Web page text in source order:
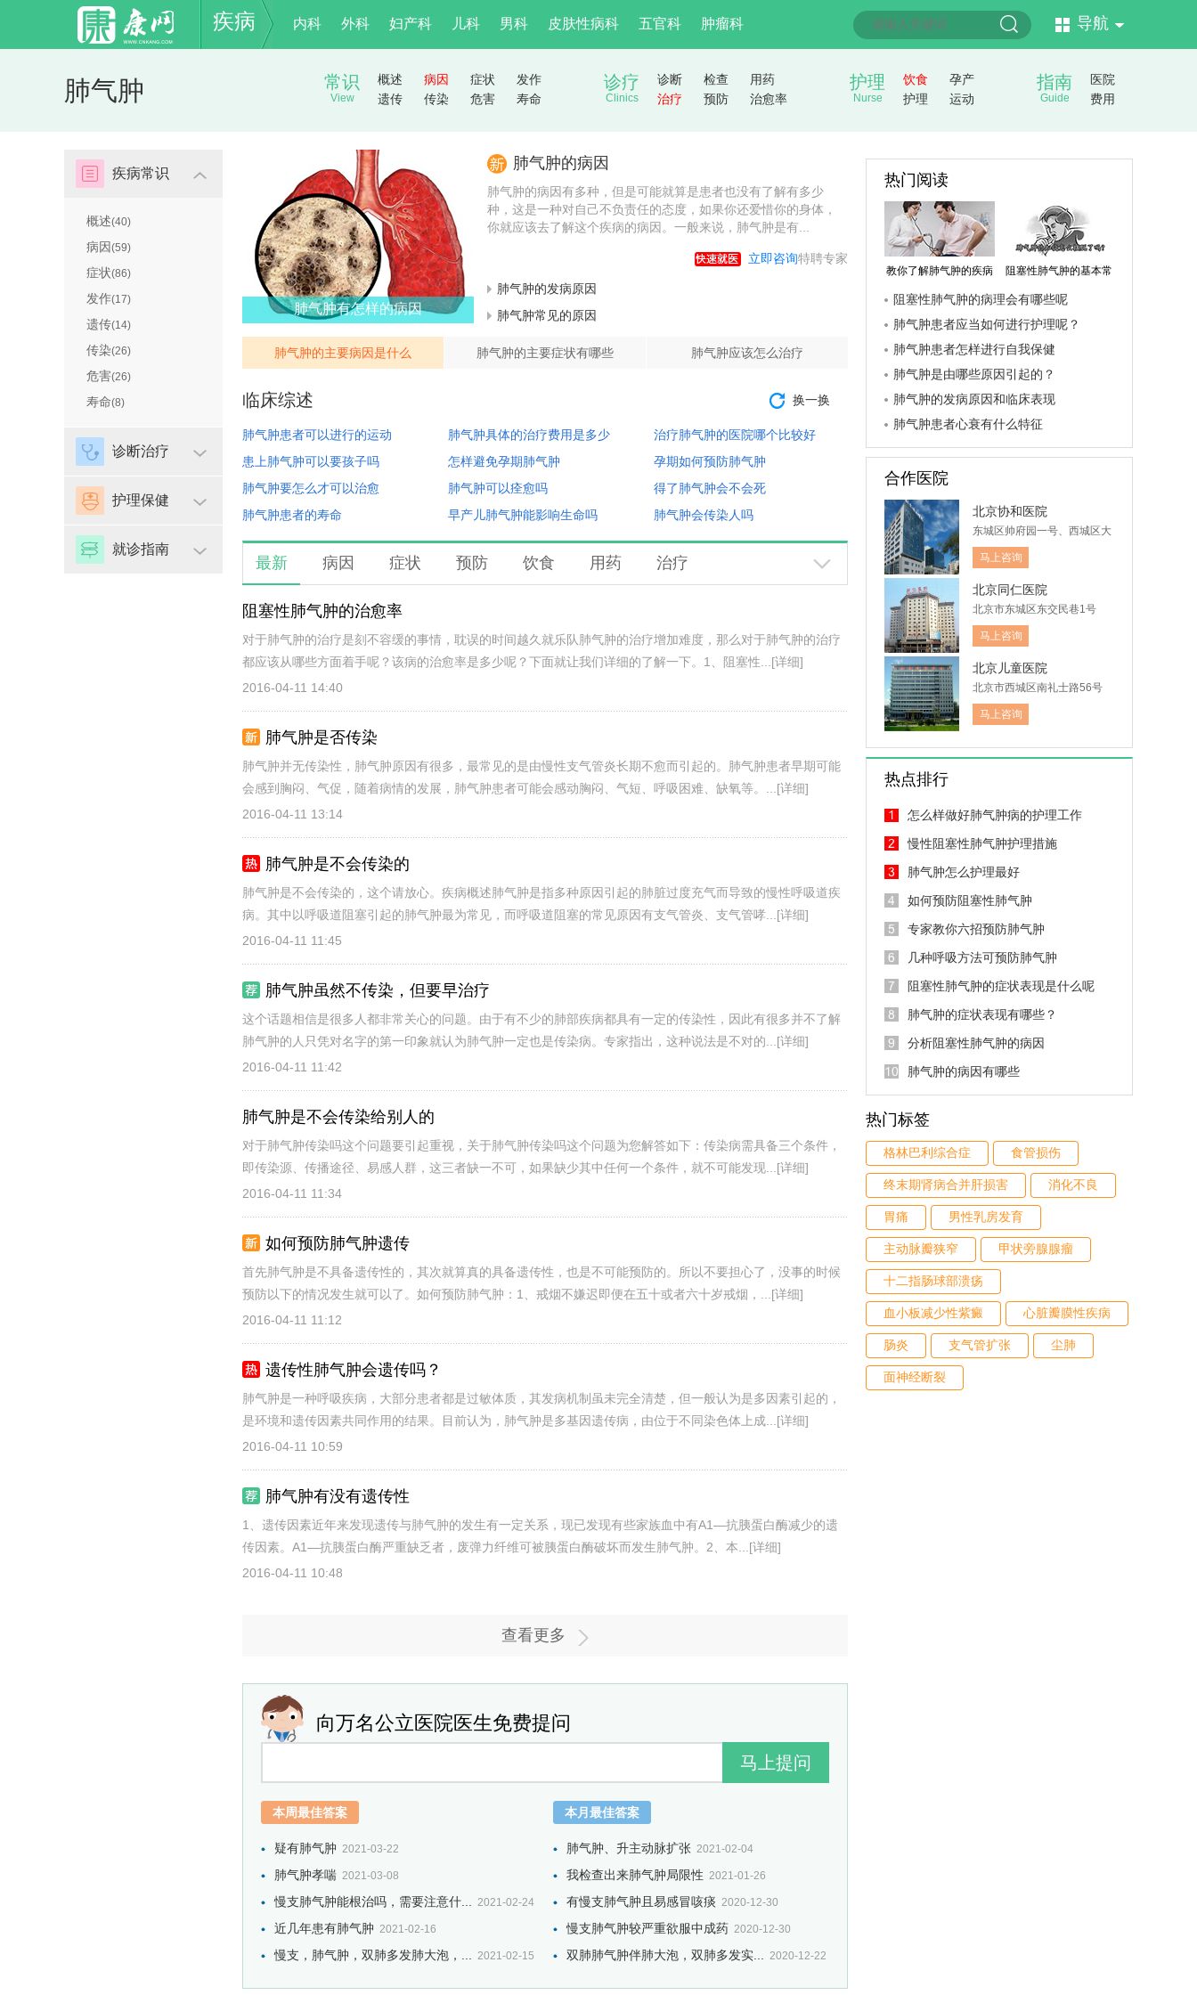
疾病 内科 外科 妇产科 儿科 男科 皮肤性病科 五官科 肿瘤科 导航
肺气肿 常识
View
概述 病因 症状
发作
遗传
传染 危害 寿命
诊疗
Clinics
诊断 检查
用药
治疗
预防 治愈率
护理
Nurse
饮食
孕产
护理
运动
指南
Guide
医院
费用
疾病常识
概述(40)
病因(59)
症状(86)
发作(17)
遗传(14)
传染(26)
危害(26)
寿命(8)
诊断治疗
护理保健
就诊指南
肺气肿有怎样的病因
肺气肿的病因
肺气肿的病因有多种，但是可能就算是患者也没有了解有多少
种，这是一种对自己不负责任的态度，如果你还爱惜你的身体，
你就应该去了解这个疾病的病因。一般来说，肺气肿是有...
立即咨询特聘专家
肺气肿的发病原因
肺气肿常见的原因
肺气肿的主要病因是什么 肺气肿的主要症状有哪些 肺气肿应该怎么治疗
临床综述 换一换
肺气肿患者可以进行的运动 肺气肿具体的治疗费用是多少
治疗肺气肿的医院哪个比较好
患上肺气肿可以要孩子吗
怎样避免孕期肺气肿
孕期如何预防肺气肿
肺气肿要怎么才可以治愈
肺气肿可以痊愈吗
得了肺气肿会不会死
肺气肿患者的寿命
早产儿肺气肿能影响生命吗 肺气肿会传染人吗
最新 病因 症状 预防 饮食 用药 治疗
阻塞性肺气肿的治愈率
对于肺气肿的治疗是刻不容缓的事情，耽误的时间越久就乐队肺气肿的治疗增加难度，那么对于肺气肿的治疗
都应该从哪些方面着手呢？该病的治愈率是多少呢？下面就让我们详细的了解一下。1、阻塞性... [详细]
2016-04-11 14:40
肺气肿是否传染
肺气肿并无传染性，肺气肿原因有很多，最常见的是由慢性支气管炎长期不愈而引起的。肺气肿患者早期可能
会感到胸闷、气促，随着病情的发展，肺气肿患者可能会感动胸闷、气短、呼吸困难、缺氧等。... [详细]
2016-04-11 13:14
肺气肿是不会传染的
肺气肿是不会传染的，这个请放心。疾病概述肺气肿是指多种原因引起的肺脏过度充气而导致的慢性呼吸道疾
病。其中以呼吸道阻塞引起的肺气肿最为常见，而呼吸道阻塞的常见原因有支气管炎、支气管哮... [详细]
2016-04-11 11:45
肺气肿虽然不传染，但要早治疗
这个话题相信是很多人都非常关心的问题。由于有不少的肺部疾病都具有一定的传染性，因此有很多并不了解
肺气肿的人只凭对名字的第一印象就认为肺气肿一定也是传染病。专家指出，这种说法是不对的... [详细]
2016-04-11 11:42
肺气肿是不会传染给别人的
对于肺气肿传染吗这个问题要引起重视，关于肺气肿传染吗这个问题为您解答如下：传染病需具备三个条件，
即传染源、传播途径、易感人群，这三者缺一不可，如果缺少其中任何一个条件，就不可能发现... [详细]
2016-04-11 11:34
如何预防肺气肿遗传
首先肺气肿是不具备遗传性的，其次就算真的具备遗传性，也是不可能预防的。所以不要担心了，没事的时候
预防以下的情况发生就可以了。如何预防肺气肿：1、戒烟不嫌迟即便在五十或者六十岁戒烟，... [详细]
2016-04-11 11:12
遗传性肺气肿会遗传吗？
肺气肿是一种呼吸疾病，大部分患者都是过敏体质，其发病机制虽未完全清楚，但一般认为是多因素引起的，
是环境和遗传因素共同作用的结果。目前认为，肺气肿是多基因遗传病，由位于不同染色体上成... [详细]
2016-04-11 10:59
肺气肿有没有遗传性
1、遗传因素近年来发现遗传与肺气肿的发生有一定关系，现已发现有些家族血中有A1—抗胰蛋白酶减少的遗
传因素。A1—抗胰蛋白酶严重缺乏者，废弹力纤维可被胰蛋白酶破坏而发生肺气肿。2、本... [详细]
2016-04-11 10:48
查看更多
向万名公立医院医生免费提问
本周最佳答案
疑有肺气肿 2021-03-22
肺气肿孝喘 2021-03-08
慢支肺气肿能根治吗，需要注意什... 2021-02-24
近几年患有肺气肿 2021-02-16
慢支，肺气肿，双肺多发肺大泡，... 2021-02-15
本月最佳答案
肺气肿、升主动脉扩张 2021-02-04
我检查出来肺气肿局限性 2021-01-26
有慢支肺气肿且易感冒咳痰 2020-12-30
慢支肺气肿较严重欲服中成药 2020-12-30
双肺肺气肿伴肺大泡，双肺多发实... 2020-12-22
热门阅读
教你了解肺气肿的疾病
分期
阻塞性肺气肿的基本常
识有哪些呢?
阻塞性肺气肿的病理会有哪些呢
肺气肿患者应当如何进行护理呢？
肺气肿患者怎样进行自我保健
肺气肿是由哪些原因引起的？
肺气肿的发病原因和临床表现
肺气肿患者心衰有什么特征
合作医院
北京协和医院
东城区帅府园一号、西城区大
木仓胡同41号
马上咨询
北京同仁医院
北京市东城区东交民巷1号
马上咨询
北京儿童医院
北京市西城区南礼士路56号
马上咨询
热点排行
怎么样做好肺气肿病的护理工作
慢性阻塞性肺气肿护理措施
肺气肿怎么护理最好
如何预防阻塞性肺气肿
专家教你六招预防肺气肿
几种呼吸方法可预防肺气肿
阻塞性肺气肿的症状表现是什么呢
肺气肿的症状表现有哪些？
分析阻塞性肺气肿的病因
肺气肿的病因有哪些
热门标签
格林巴利综合症 食管损伤
终末期肾病合并肝损害 消化不良
胃痛 男性乳房发育
主动脉瓣狭窄 甲状旁腺腺瘤
十二指肠球部溃疡
血小板减少性紫癜 心脏瓣膜性疾病
肠炎 支气管扩张 尘肺
面神经断裂